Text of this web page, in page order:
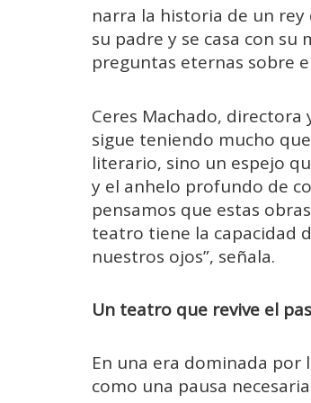
narra la historia de un
su padre y se casa con
preguntas eternas sobre
Ceres Machado,
sigue teniendo mucho
literario, sino un espejo
y el anhelo profundo de
pensamos que estas
teatro tiene la capacidad
nuestros ojos”, señala.
Un teatro que revive el
En una era dominada
como una pausa